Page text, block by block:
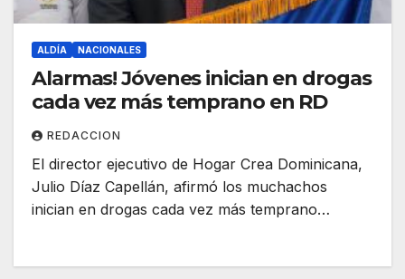
ALDÍA NACIONALES
Alarmas! Jóvenes inician en drogas
cada vez más temprano en RD
REDACCION
El director ejecutivo de Hogar Crea Dominicana,
Julio Díaz Capellán, afirmó los muchachos
inician en drogas cada vez más temprano…